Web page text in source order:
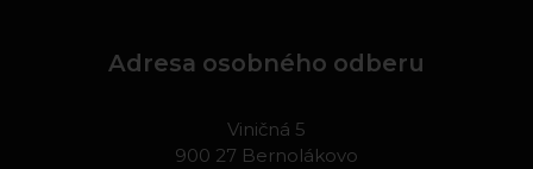
Adresa osobného odberu
Viničná 5
900 27 Bernolákovo